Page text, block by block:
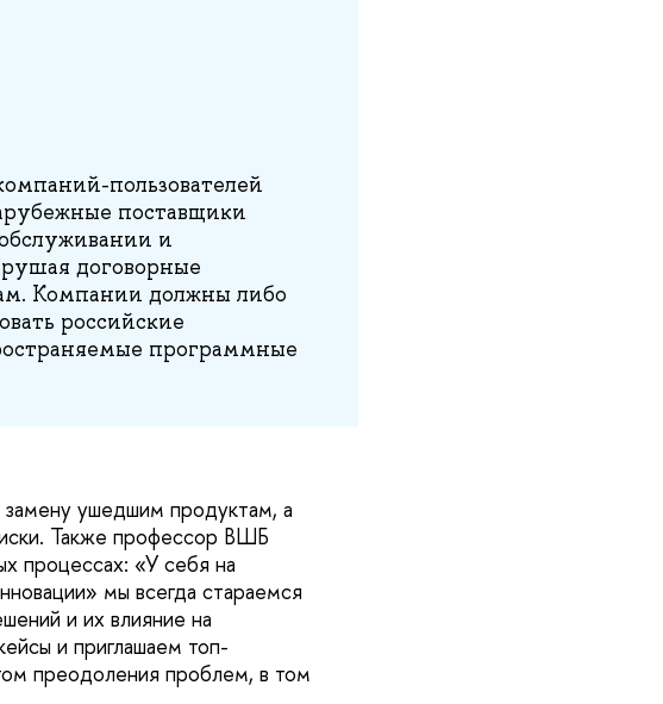
пользователей
поставщики
и
договорные
Компании должны либо
российские
программные
ушедшим продуктам, а
Также профессор ВШБ
процессах: «У себя на
мы всегда стараемся
и их влияние на
и приглашаем топ-
преодоления проблем, в том